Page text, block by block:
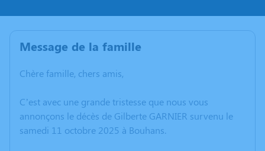
Message de la famille
Chère famille, chers amis,
C’est avec une grande tristesse que nous vous
annonçons le décès de Gilberte GARNIER survenu le
samedi 11 octobre 2025 à Bouhans.